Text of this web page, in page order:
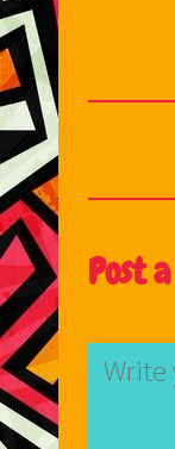
Post